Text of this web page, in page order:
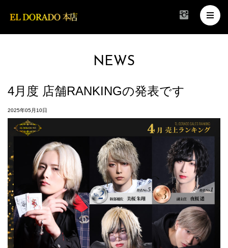
NEWS
4月度 店舗RANKINGの発表です
2025年05月10日